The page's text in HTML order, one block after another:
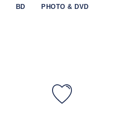
BD PHOTO & DVD